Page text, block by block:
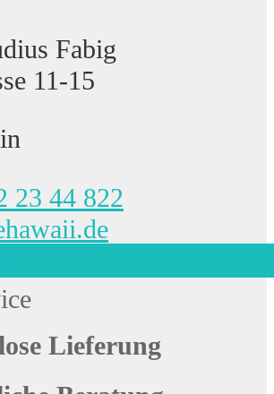
Fabig
11-15
23 44 822
Lieferung